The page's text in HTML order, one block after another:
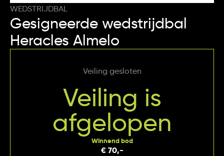
WEDSTRIJDBAL
Gesigneerde wedstrijdbal
Heracles Almelo
Veiling gesloten
Veiling is
afgelopen
Winnend bod
€ 70,-